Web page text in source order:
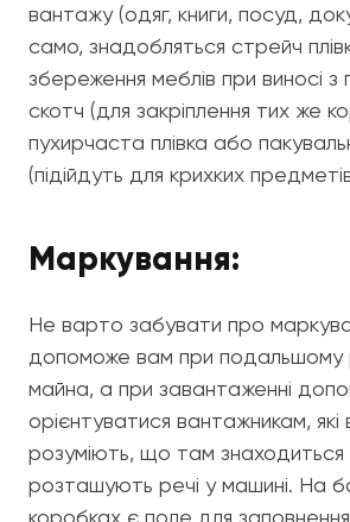
вантажу (одяг, книги, посуд,
само, знадобляться стрейч
збереження меблів при виносі з
скотч (для закріплення тих же
пухирчаста плівка або
(підійдуть для крихких
Маркування:
Не варто забувати про
допоможе вам при подальшому
майна, а при завантаженні
орієнтуватися вантажникам, які
розуміють, що там знаходиться
розташують речі у машині. На
коробках є поле для